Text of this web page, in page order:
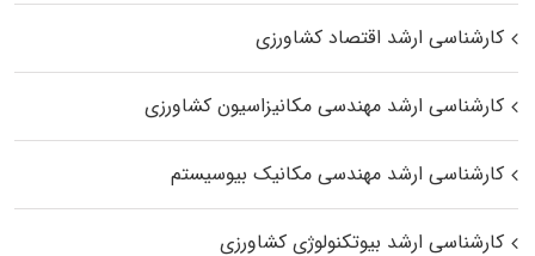
کارشناسی ارشد اقتصاد کشاورزی
کارشناسی ارشد مهندسی مکانیزاسیون کشاورزی
کارشناسی ارشد مهندسی مکانیک بیوسیستم
کارشناسی ارشد بیوتکنولوژی کشاورزی